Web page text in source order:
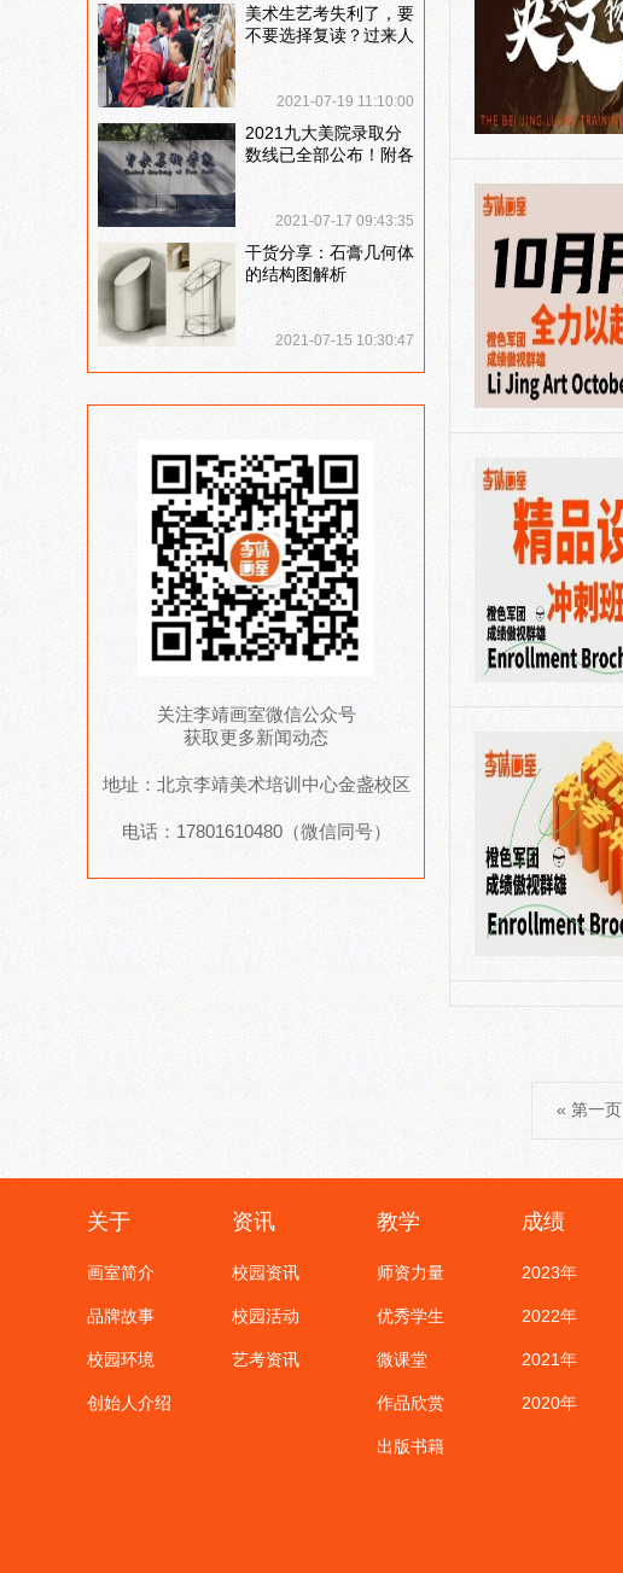
美术生艺考失利了，要
不要选择复读？过来人
2021-07-19 11:10:00
2021九大美院录取分
数线已全部公布！附各
2021-07-17 09:43:35
干货分享：石膏几何体
的结构图解析
2021-07-15 10:30:47
关注李靖画室微信公众号
获取更多新闻动态
地址：北京李靖美术培训中心金盏校区
电话：17801610480（微信同号）
« 第一页
关于
画室简介
品牌故事
校园环境
创始人介绍
资讯
校园资讯
校园活动
艺考资讯
教学
师资力量
优秀学生
微课堂
作品欣赏
出版书籍
成绩
2023年
2022年
2021年
2020年